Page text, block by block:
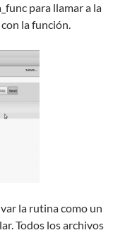
para llamar a la
la función.
la rutina como un
Todos los archivos